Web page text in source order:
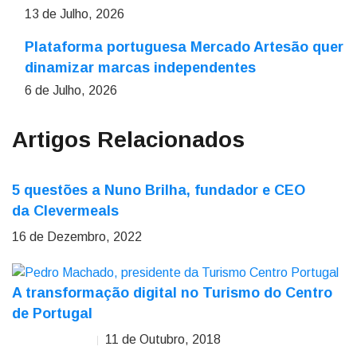
13 de Julho, 2026
Plataforma portuguesa Mercado Artesão quer
dinamizar marcas independentes
6 de Julho, 2026
Artigos Relacionados
5 questões a Nuno Brilha, fundador e CEO
da Clevermeals
16 de Dezembro, 2022
A transformação digital no Turismo do Centro
de Portugal
11 de Outubro, 2018